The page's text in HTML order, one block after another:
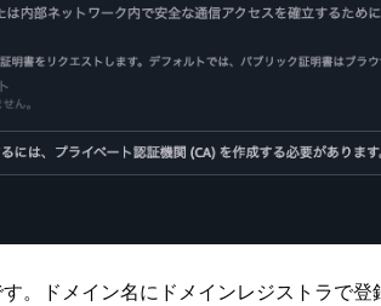
。ドメイン名にドメインレジストラで